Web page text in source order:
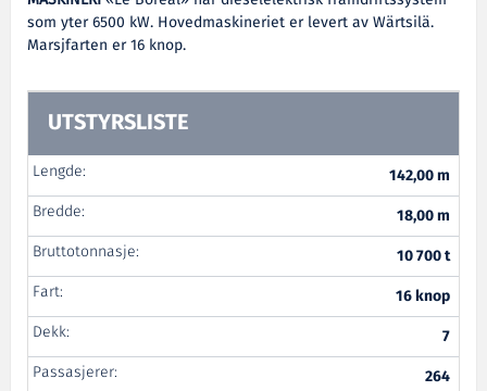
som yter 6500 kW. Hovedmaskineriet er levert av Wärtsilä.
Marsjfarten er 16 knop.
UTSTYRSLISTE
Lengde:
142,00 m
Bredde:
18,00 m
Bruttotonnasje:
10 700 t
Fart:
16 knop
Dekk:
7
Passasjerer:
264